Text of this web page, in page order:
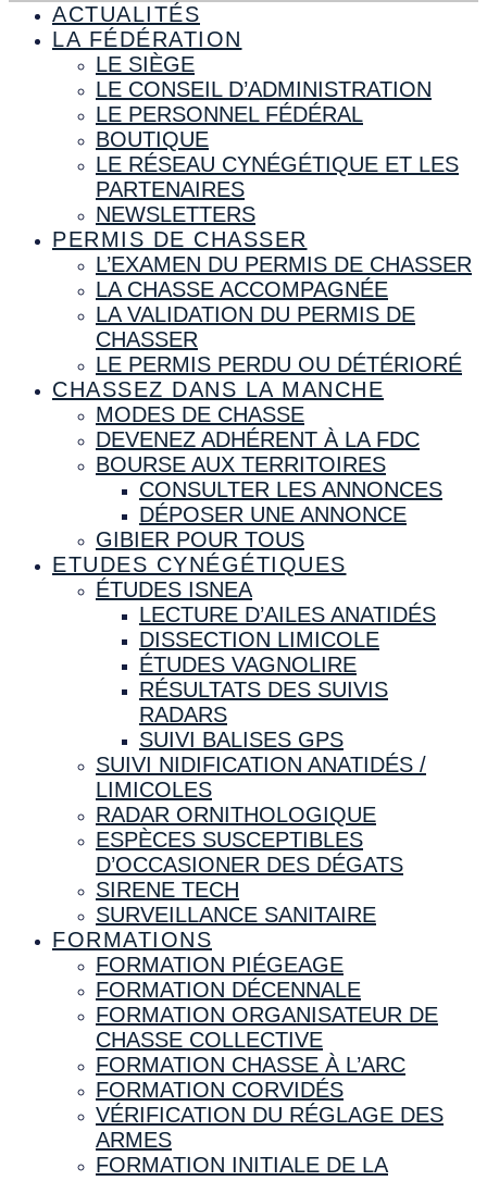
ACTUALITÉS
LA FÉDÉRATION
LE SIÈGE
LE CONSEIL D’ADMINISTRATION
LE PERSONNEL FÉDÉRAL
BOUTIQUE
LE RÉSEAU CYNÉGÉTIQUE ET LES
PARTENAIRES
NEWSLETTERS
PERMIS DE CHASSER
L’EXAMEN DU PERMIS DE CHASSER
LA CHASSE ACCOMPAGNÉE
LA VALIDATION DU PERMIS DE
CHASSER
LE PERMIS PERDU OU DÉTÉRIORÉ
CHASSEZ DANS LA MANCHE
MODES DE CHASSE
DEVENEZ ADHÉRENT À LA FDC
BOURSE AUX TERRITOIRES
CONSULTER LES ANNONCES
DÉPOSER UNE ANNONCE
GIBIER POUR TOUS
ETUDES CYNÉGÉTIQUES
ÉTUDES ISNEA
LECTURE D’AILES ANATIDÉS
DISSECTION LIMICOLE
ÉTUDES VAGNOLIRE
RÉSULTATS DES SUIVIS
RADARS
SUIVI BALISES GPS
SUIVI NIDIFICATION ANATIDÉS /
LIMICOLES
RADAR ORNITHOLOGIQUE
ESPÈCES SUSCEPTIBLES
D’OCCASIONER DES DÉGATS
SIRENE TECH
SURVEILLANCE SANITAIRE
FORMATIONS
FORMATION PIÉGEAGE
FORMATION DÉCENNALE
FORMATION ORGANISATEUR DE
CHASSE COLLECTIVE
FORMATION CHASSE À L’ARC
FORMATION CORVIDÉS
VÉRIFICATION DU RÉGLAGE DES
ARMES
FORMATION INITIALE DE LA